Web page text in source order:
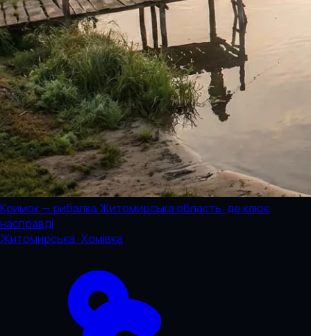
Кримок — рибалка Житомирська область: де клює
насправді
Житомирська · Хомівка